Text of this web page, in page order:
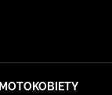
MOTOKOBIETY